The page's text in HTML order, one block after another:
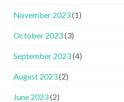
November 2023(1)
October 2023(3)
September 2023(4)
August 2023(2)
June 2023(2)